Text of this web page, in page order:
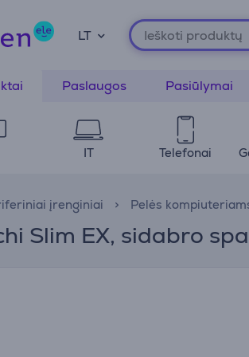
LT
Paslaugos Pasiūlymai
IT Telefonai
įrenginiai Pelės
Slim EX, sidabro